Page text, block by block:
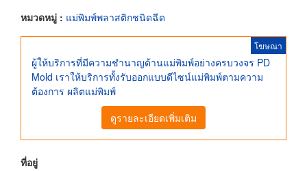
หมวดหมู่ : แม่พิมพ์พลาสติกชนิดฉีด
โฆษณา
ผู้ให้บริการที่มีความชำนาญด้านแม่พิมพ์อย่างครบวงจร PD
Mold เราให้บริการทั้งรับออกแบบดีไซน์แม่พิมพ์ตามความ
ต้องการ ผลิตแม่พิมพ์
ดูรายละเอียดเพิ่มเติม
ที่อยู่